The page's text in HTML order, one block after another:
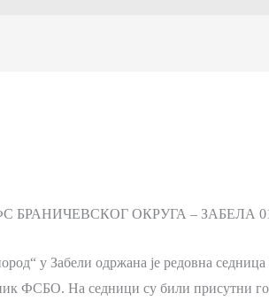
ОКРУГА – ЗАБЕЛА
у Забели одржана је редовна
ФСБО. На седници су били присутни